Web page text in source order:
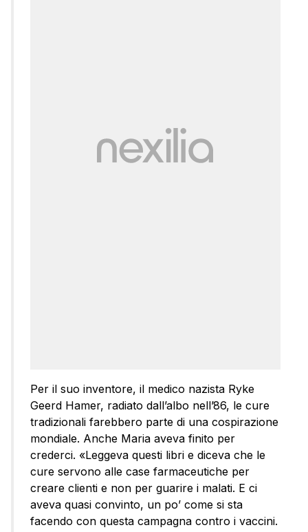
Per il suo inventore, il medico nazista Ryke
Geerd Hamer, radiato dall’albo nell’86, le cure
tradizionali farebbero parte di una cospirazione
mondiale. Anche Maria aveva finito per
crederci. «Leggeva questi libri e diceva che le
cure servono alle case farmaceutiche per
creare clienti e non per guarire i malati. E ci
aveva quasi convinto, un po’ come si sta
facendo con questa campagna contro i vaccini.